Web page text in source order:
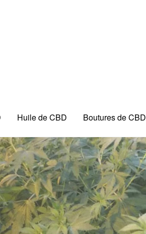
Huile de CBD Boutures de CBD